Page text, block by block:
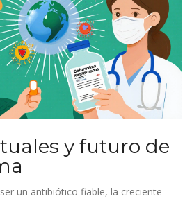
y futuro de
un antibiótico fiable, la creciente